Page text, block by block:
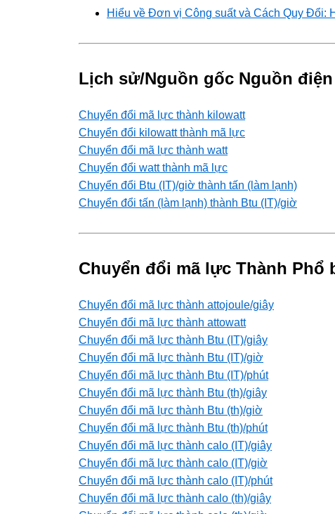
Hiểu về Đơn vị Công suất và Cách Quy Đổi:
Lịch sử/Nguồn gốc Nguồn
Chuyển đổi mã lực thành kilowatt
Chuyển đổi kilowatt thành mã lực
Chuyển đổi mã lực thành watt
Chuyển đổi watt thành mã lực
Chuyển đổi Btu (IT)/giờ thành tấn (làm lạnh)
Chuyển đổi tấn (làm lạnh) thành Btu (IT)/giờ
Chuyển đổi mã lực Thành Phổ
Chuyển đổi mã lực thành attojoule/giây
Chuyển đổi mã lực thành attowatt
Chuyển đổi mã lực thành Btu (IT)/giây
Chuyển đổi mã lực thành Btu (IT)/giờ
Chuyển đổi mã lực thành Btu (IT)/phút
Chuyển đổi mã lực thành Btu (th)/giây
Chuyển đổi mã lực thành Btu (th)/giờ
Chuyển đổi mã lực thành Btu (th)/phút
Chuyển đổi mã lực thành calo (IT)/giây
Chuyển đổi mã lực thành calo (IT)/giờ
Chuyển đổi mã lực thành calo (IT)/phút
Chuyển đổi mã lực thành calo (th)/giây